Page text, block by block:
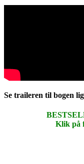
Se traileren til bogen
Klik på